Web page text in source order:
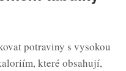
potraviny s vysokou
které obsahují,